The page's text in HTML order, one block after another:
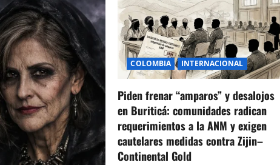
COLOMBIA INTERNACIONAL
Piden frenar “amparos” y desalojos
en Buriticá: comunidades radican
requerimientos a la ANM y exigen
cautelares medidas contra Zijin–
Continental Gold